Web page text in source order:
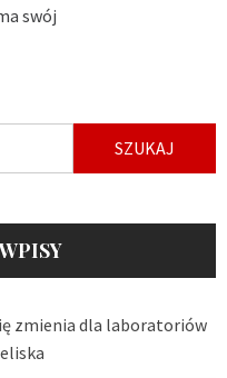
swój
zmienia dla laboratoriów